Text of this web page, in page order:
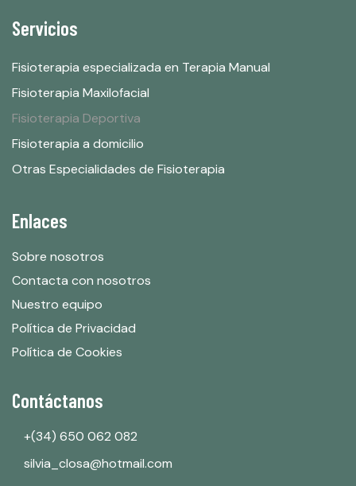
Servicios
Fisioterapia especializada en Terapia Manual
Fisioterapia Maxilofacial
Fisioterapia Deportiva
Fisioterapia a domicilio
Otras Especialidades de Fisioterapia
Enlaces
Sobre nosotros
Contacta con nosotros
Nuestro equipo
Política de Privacidad
Política de Cookies
Contáctanos
+(34) 650 062 082
silvia_closa@hotmail.com